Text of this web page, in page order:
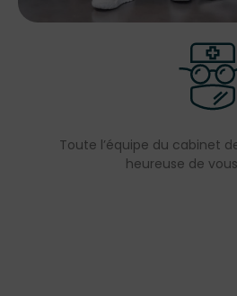
Toute l’équipe du cabinet
heureuse de